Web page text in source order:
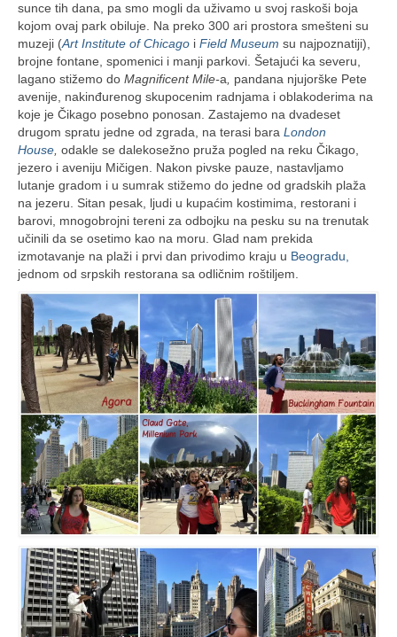
sunce tih dana, pa smo mogli da uživamo u svoj raskoši boja
kojom ovaj park obiluje. Na preko 300 ari prostora smešteni su
muzeji (Art Institute of Chicago i Field Museum su najpoznatiji),
brojne fontane, spomenici i manji parkovi. Šetajući ka severu,
lagano stižemo do Magnificent Mile-a
pandana njujorške Pete
avenije, nakinđurenog skupocenim radnjama i oblakoderima na
koje je Čikago posebno ponosan. Zastajemo na dvadeset
drugom spratu jedne od zgrada, na terasi bara London
House odakle se dalekosežno pruža pogled na reku Čikago,
jezero i aveniju Mičigen. Nakon pivske pauze, nastavljamo
lutanje gradom i u sumrak stižemo do jedne od gradskih plaža
na jezeru. Sitan pesak, ljudi u kupaćim kostimima, restorani i
barovi, mnogobrojni tereni za odbojku na pesku su na trenutak
učinili da se osetimo kao na moru. Glad nam prekida
izmotavanje na plaži i prvi dan privodimo kraju u Beogradu,
jednom od srpskih restorana sa odličnim roštiljem.